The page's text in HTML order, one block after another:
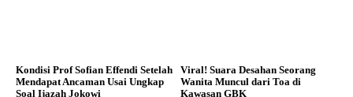
Kondisi Prof Sofian Effendi Setelah
Mendapat Ancaman Usai Ungkap
Soal Ijazah Jokowi
Viral! Suara Desahan Seorang
Wanita Muncul dari Toa di
Kawasan GBK